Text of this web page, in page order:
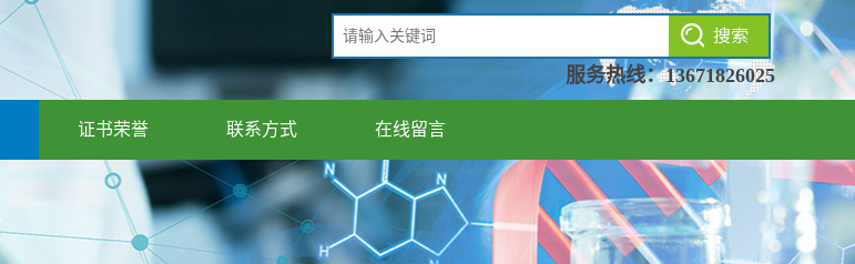
服务热线：13671826025
证书荣誉 联系方式 在线留言